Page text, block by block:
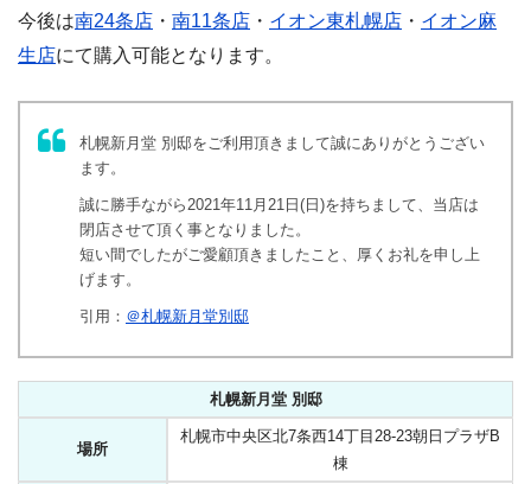
今後は南24条店 ・ 南11条店 ・ イオン東札幌店 ・ イオン麻
生店にて購入可能となります。
札幌新月堂 別邸をご利用頂きまして誠にありがとうござい
ます。
誠に勝手ながら2021年11月21日(日)を持ちまして、当店は
閉店させて頂く事となりました。
短い間でしたがご愛顧頂きましたこと、厚くお礼を申し上
げます。
引用： ＠札幌新月堂別邸
札幌新月堂 別邸
場所
札幌市中央区北7条西14丁目28-23朝日プラザB
棟